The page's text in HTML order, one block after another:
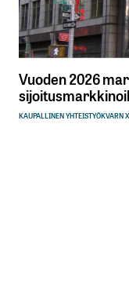
Vuoden 2026
KAUPALLINEN YHTEISTYÖKVARN X